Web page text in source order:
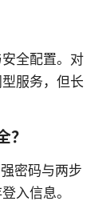
全配置。对
服务，但长
？
密码与两步
入信息。